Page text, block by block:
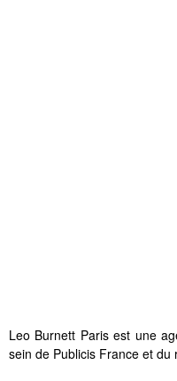
Leo Burnett Paris est une
sein de Publicis France et